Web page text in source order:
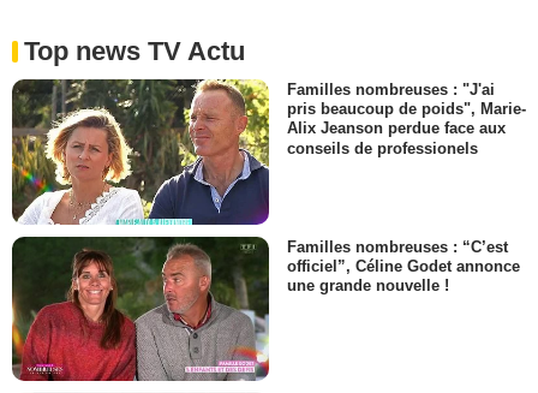
Top news TV Actu
Familles nombreuses : "J'ai
pris beaucoup de poids", Marie-
Alix Jeanson perdue face aux
conseils de professionels
Familles nombreuses : “C’est
officiel”, Céline Godet annonce
une grande nouvelle !